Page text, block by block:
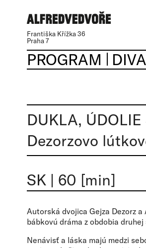
Františka Křížka 36
Praha 7
PROGRAM
DUKLA, ÚDOLIE
Dezorzovo
SK | 60 [min]
Autorská dvojica Gejza Dezorz
bábkovú dráma z obdobia
Nenávisť a láska majú medzi